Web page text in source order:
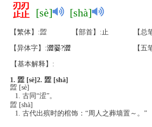
歰 [sè] [shà]
【繁体】:歰 【部首】:止 【总
【异体字】:澀翣?澀 【五
【基本解释】:
1. 歰 [sè] 2. 歰 [shà]
歰 [sè]
古同“涩”。
歰 [shà]
古代出殡时的棺饰：“周人之葬墙置～。”